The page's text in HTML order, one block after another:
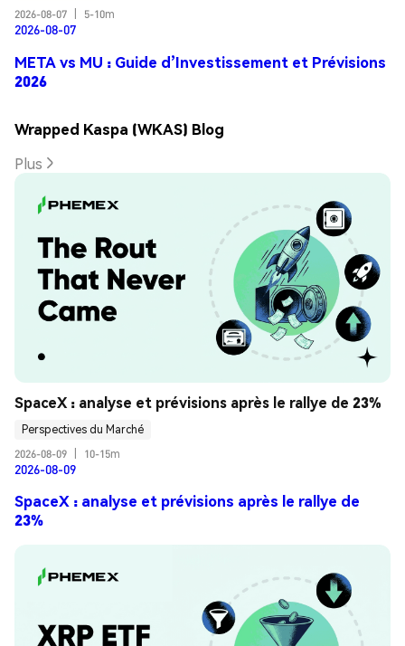
2026-08-07
5-10m
2026-08-07
META vs MU : Guide d’Investissement et Prévisions
2026
Wrapped Kaspa (WKAS) Blog
Plus
SpaceX : analyse et prévisions après le rallye de 23%
Perspectives du Marché
2026-08-09
10-15m
2026-08-09
SpaceX : analyse et prévisions après le rallye de
23%